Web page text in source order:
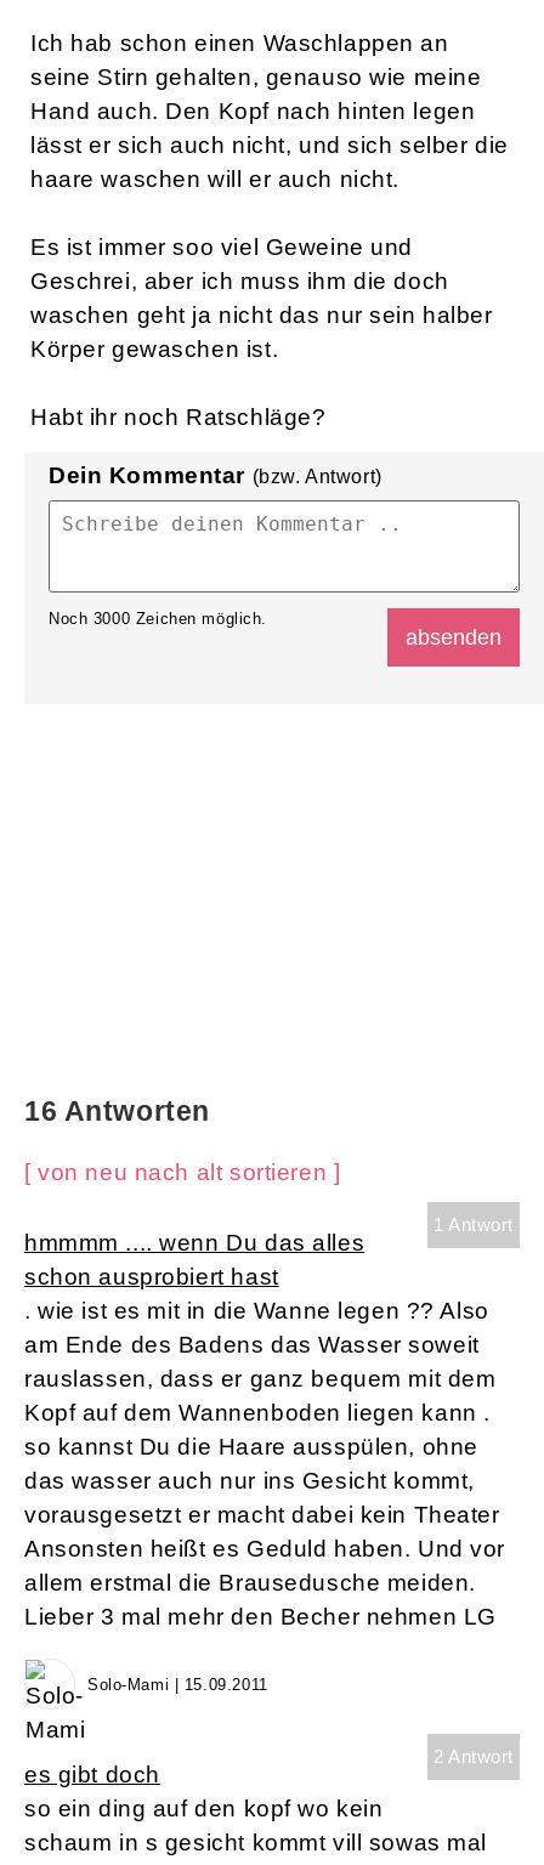
Ich hab schon einen Waschlappen an
seine Stirn gehalten, genauso wie meine
Hand auch. Den Kopf nach hinten legen
lässt er sich auch nicht, und sich selber die
haare waschen will er auch nicht.
Es ist immer soo viel Geweine und
Geschrei, aber ich muss ihm die doch
waschen geht ja nicht das nur sein halber
Körper gewaschen ist.
Habt ihr noch Ratschläge?
Dein Kommentar (bzw. Antwort)
Noch 3000 Zeichen möglich.
16 Antworten
[ von neu nach alt sortieren ]
1 Antwort
hmmmm .... wenn Du das alles
schon ausprobiert hast
. wie ist es mit in die Wanne legen ?? Also
am Ende des Badens das Wasser soweit
rauslassen, dass er ganz bequem mit dem
Kopf auf dem Wannenboden liegen kann .
so kannst Du die Haare ausspülen, ohne
das wasser auch nur ins Gesicht kommt,
vorausgesetzt er macht dabei kein Theater
Ansonsten heißt es Geduld haben. Und vor
allem erstmal die Brausedusche meiden.
Lieber 3 mal mehr den Becher nehmen LG
Solo-Mami | 15.09.2011
2 Antwort
es gibt doch
so ein ding auf den kopf wo kein
schaum in s gesicht kommt vill sowas mal